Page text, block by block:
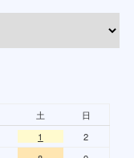
土
日
1
2